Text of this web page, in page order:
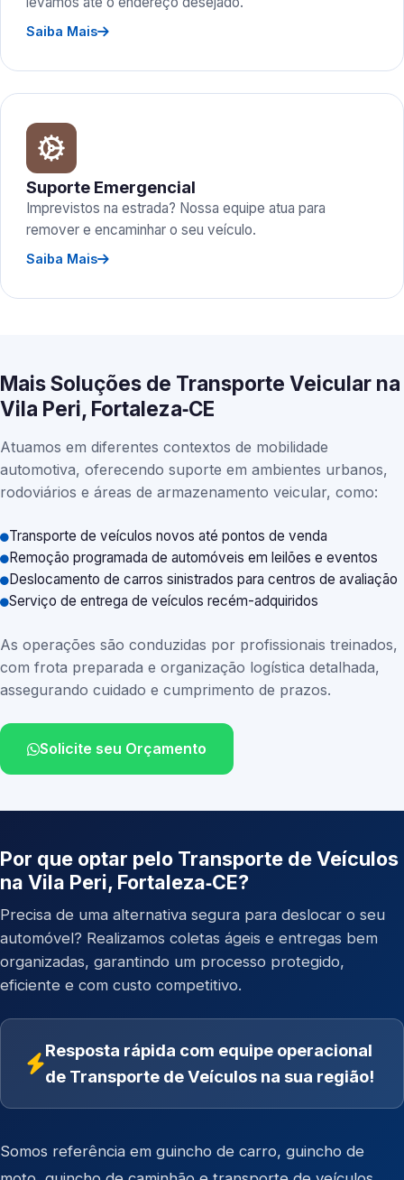
Saiba Mais
Suporte Emergencial
Imprevistos na estrada? Nossa equipe atua para
remover e encaminhar o seu veículo.
Saiba Mais
Mais Soluções de Transporte Veicular na
Vila Peri, Fortaleza‑CE
Atuamos em diferentes contextos de mobilidade
automotiva, oferecendo suporte em ambientes urbanos,
rodoviários e áreas de armazenamento veicular, como:
Transporte de veículos novos até pontos de venda
Remoção programada de automóveis em leilões e eventos
Deslocamento de carros sinistrados para centros de avaliação
Serviço de entrega de veículos recém-adquiridos
As operações são conduzidas por profissionais treinados,
com frota preparada e organização logística detalhada,
assegurando cuidado e cumprimento de prazos.
Solicite seu Orçamento
Por que optar pelo Transporte de Veículos
na Vila Peri, Fortaleza‑CE?
Precisa de uma alternativa segura para deslocar o seu
automóvel? Realizamos coletas ágeis e entregas bem
organizadas, garantindo um processo protegido,
eficiente e com custo competitivo.
Resposta rápida com equipe operacional
de Transporte de Veículos na sua região!
Somos referência em guincho de carro, guincho de